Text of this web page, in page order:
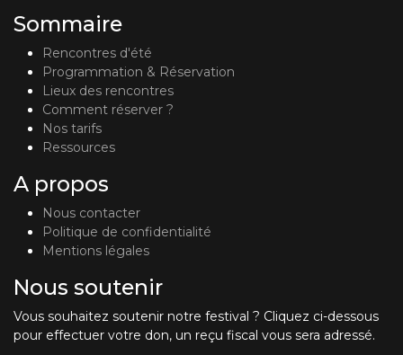
Sommaire
Rencontres d'été
Programmation & Réservation
Lieux des rencontres
Comment réserver ?
Nos tarifs
Ressources
A propos
Nous contacter
Politique de confidentialité
Mentions légales
Nous soutenir
Vous souhaitez soutenir notre festival ? Cliquez ci-dessous
pour effectuer votre don, un reçu fiscal vous sera adressé.